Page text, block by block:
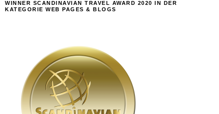
WINNER SCANDINAVIAN TRAVEL AWARD 2020 IN DER
KATEGORIE WEB PAGES & BLOGS